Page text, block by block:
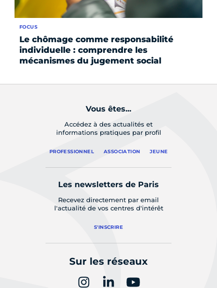
Le chômage comme responsabilité
individuelle : comprendre les
mécanismes du jugement social
FOCUS
Vous êtes...
Accédez à des actualités et
informations pratiques par profil
PROFESSIONNEL ASSOCIATION JEUNE
Les newsletters de Paris
Recevez directement par email
l'actualité de vos centres d'intérêt
S'INSCRIRE
Sur les réseaux